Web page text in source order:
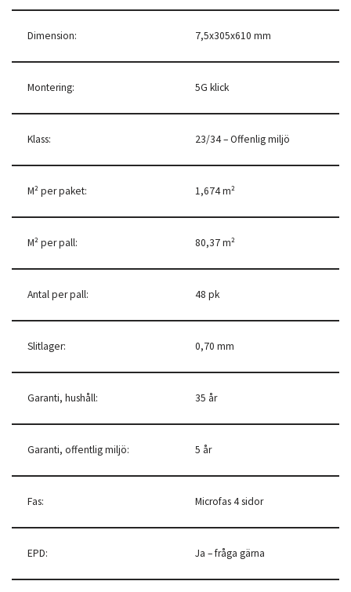
Dimension: 7,5x305x610 mm
Montering: 5G klick
Klass: 23/34 – Offenlig miljö
M² per paket: 1,674 m²
M² per pall: 80,37 m²
Antal per pall: 48 pk
Slitlager: 0,70 mm
Garanti, hushåll: 35 år
Garanti, offentlig miljö: 5 år
Fas: Microfas 4 sidor
EPD: Ja – fråga gärna